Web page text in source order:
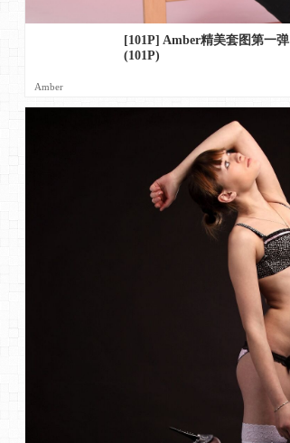
[101P] Amber精美套图第一弹
(101P)
Amber